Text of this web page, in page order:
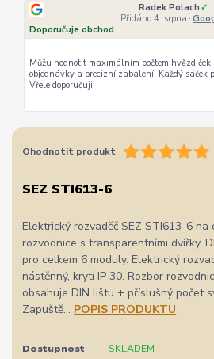
Radek Polach ✓
Přidáno 4. srpna ·
Doporučuje obchod
Můžu hodnotit maximálním počtem
objednávky a precizní zabalení. Každý sáček
Vřele doporučuji
Ohodnotit produkt
SEZ STI613-6
Elektrický rozvaděč SEZ STI613-6 na
rozvodnice s transparentními dvířky,
pro celkem 6 moduly. Elektrický
nástěnný, krytí IP 30. Rozbor
obsahuje DIN lištu + příslušný počet
Zapuště... POPIS PRODUKTU
Dostupnost SKLADEM